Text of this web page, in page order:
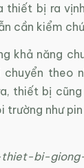
thiết bị ra
cần kiểm
khả năng
theo
thiết bị
trường như
bi-